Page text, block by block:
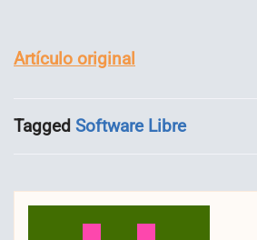
Artículo original
Tagged Software Libre